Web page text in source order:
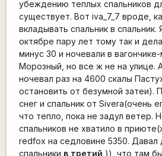
убеждению теплых спальников
существует. Вот iva_7_7 вроде,
вкладывать спальник в спальник.
октябре пару лет тому так и
минус 30 и ночевали в
Морозный, но все ж не на улице.
ночевал раз на 4600 скалы
остановить от безумной затеи).
снег и спальник от Sivera(очень
что тепло, пока не задул ветер.
спальников не хватило в
redfox на седловине 5350. Давал
спальники в третий )), что там